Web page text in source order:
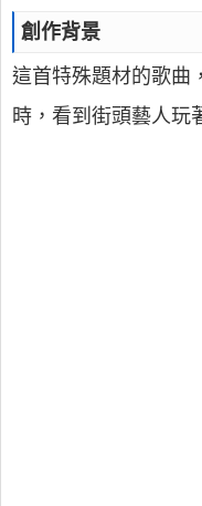
創作背景
這首特殊題材的歌曲
時，看到街頭藝人玩